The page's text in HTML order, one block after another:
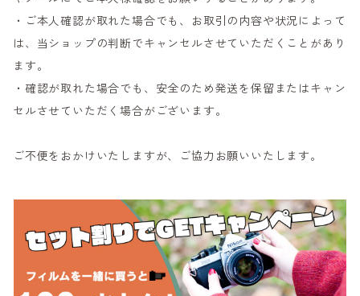
・ご本人確認が取れた場合でも、お取引の内容や状況によって
は、当ショップの判断でキャンセルさせていただくことがあり
ます。
・確認が取れた場合でも、安全のため発送を保留またはキャン
セルさせていただく場合がございます。
ご不便をおかけいたしますが、ご協力お願いいたします。